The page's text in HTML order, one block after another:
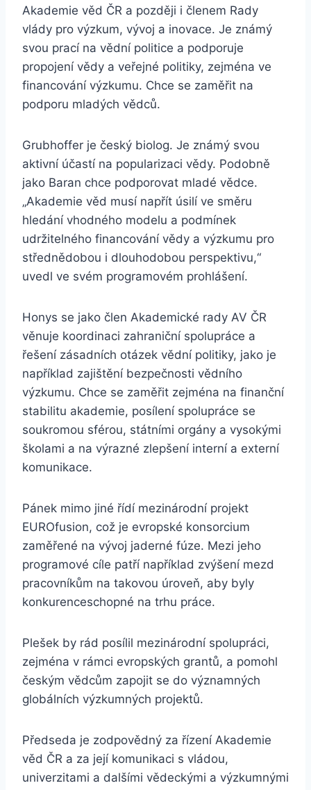
Akademie věd ČR a později i členem Rady
vlády pro výzkum, vývoj a inovace. Je známý
svou prací na vědní politice a podporuje
propojení vědy a veřejné politiky, zejména ve
financování výzkumu. Chce se zaměřit na
podporu mladých vědců.
Grubhoffer je český biolog. Je známý svou
aktivní účastí na popularizaci vědy. Podobně
jako Baran chce podporovat mladé vědce.
„Akademie věd musí napřít úsilí ve směru
hledání vhodného modelu a podmínek
udržitelného financování vědy a výzkumu pro
střednědobou i dlouhodobou perspektivu,“
uvedl ve svém programovém prohlášení.
Honys se jako člen Akademické rady AV ČR
věnuje koordinaci zahraniční spolupráce a
řešení zásadních otázek vědní politiky, jako je
například zajištění bezpečnosti vědního
výzkumu. Chce se zaměřit zejména na finanční
stabilitu akademie, posílení spolupráce se
soukromou sférou, státními orgány a vysokými
školami a na výrazné zlepšení interní a externí
komunikace.
Pánek mimo jiné řídí mezinárodní projekt
EUROfusion, což je evropské konsorcium
zaměřené na vývoj jaderné fúze. Mezi jeho
programové cíle patří například zvýšení mezd
pracovníkům na takovou úroveň, aby byly
konkurenceschopné na trhu práce.
Plešek by rád posílil mezinárodní spolupráci,
zejména v rámci evropských grantů, a pomohl
českým vědcům zapojit se do významných
globálních výzkumných projektů.
Předseda je zodpovědný za řízení Akademie
věd ČR a za její komunikaci s vládou,
univerzitami a dalšími vědeckými a výzkumnými